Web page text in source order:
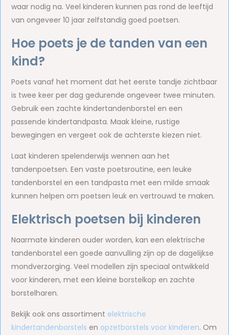
waar nodig na. Veel kinderen kunnen pas rond de leeftijd
van ongeveer 10 jaar zelfstandig goed poetsen.
Hoe poets je de tanden van een
kind?
Poets vanaf het moment dat het eerste tandje zichtbaar
is twee keer per dag gedurende ongeveer twee minuten.
Gebruik een zachte kindertandenborstel en een
passende kindertandpasta. Maak kleine, rustige
bewegingen en vergeet ook de achterste kiezen niet.
Laat kinderen spelenderwijs wennen aan het
tandenpoetsen. Een vaste poetsroutine, een leuke
tandenborstel en een tandpasta met een milde smaak
kunnen helpen om poetsen leuk en vertrouwd te maken.
Elektrisch poetsen bij kinderen
Naarmate kinderen ouder worden, kan een elektrische
tandenborstel een goede aanvulling zijn op de dagelijkse
mondverzorging. Veel modellen zijn speciaal ontwikkeld
voor kinderen, met een kleine borstelkop en zachte
borstelharen.
Bekijk ook ons assortiment elektrische
kindertandenborstels en opzetborstels voor kinderen. Om